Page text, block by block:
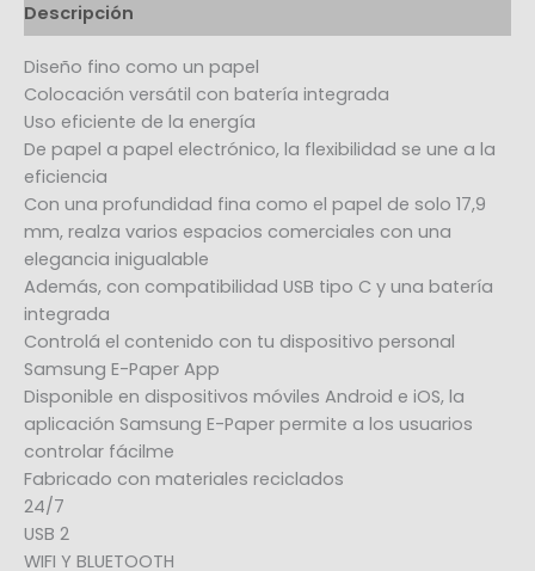
Descripción
Diseño fino como un papel
Colocación versátil con batería integrada
Uso eficiente de la energía
De papel a papel electrónico, la flexibilidad se une a la
eficiencia
Con una profundidad fina como el papel de solo 17,9
mm, realza varios espacios comerciales con una
elegancia inigualable
Además, con compatibilidad USB tipo C y una batería
integrada
Controlá el contenido con tu dispositivo personal
Samsung E-Paper App
Disponible en dispositivos móviles Android e iOS, la
aplicación Samsung E-Paper permite a los usuarios
controlar fácilme
Fabricado con materiales reciclados
24/7
USB 2
WIFI Y BLUETOOTH